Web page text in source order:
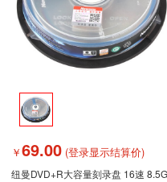
￥69.00 (登录显示结算价)
纽曼DVD+R大容量刻录盘 16速 8.5G